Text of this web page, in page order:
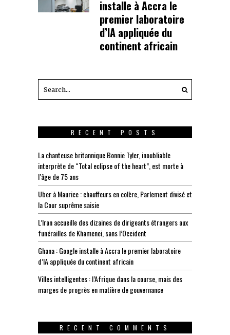
installe à Accra le
premier laboratoire
d’IA appliquée du
continent africain
RECENT POSTS
La chanteuse britannique Bonnie Tyler, inoubliable
interprète de “Total eclipse of the heart”, est morte à
l’âge de 75 ans
Uber à Maurice : chauffeurs en colère, Parlement divisé et
la Cour suprême saisie
L’Iran accueille des dizaines de dirigeants étrangers aux
funérailles de Khamenei, sans l’Occident
Ghana : Google installe à Accra le premier laboratoire
d’IA appliquée du continent africain
Villes intelligentes : l’Afrique dans la course, mais des
marges de progrès en matière de gouvernance
RECENT COMMENTS